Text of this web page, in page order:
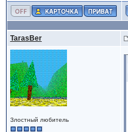
TarasBer
Злостный любитель